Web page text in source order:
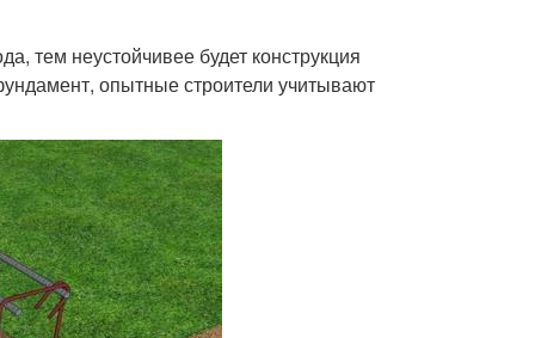
тем неустойчивее будет конструкция
опытные строители учитывают